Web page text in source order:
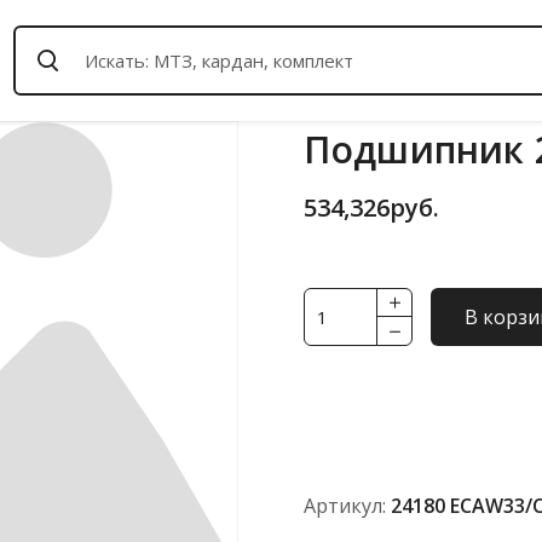
Подшипник
534,326руб.
Количество
товара
В
Артикул: 24180 ECAW33/